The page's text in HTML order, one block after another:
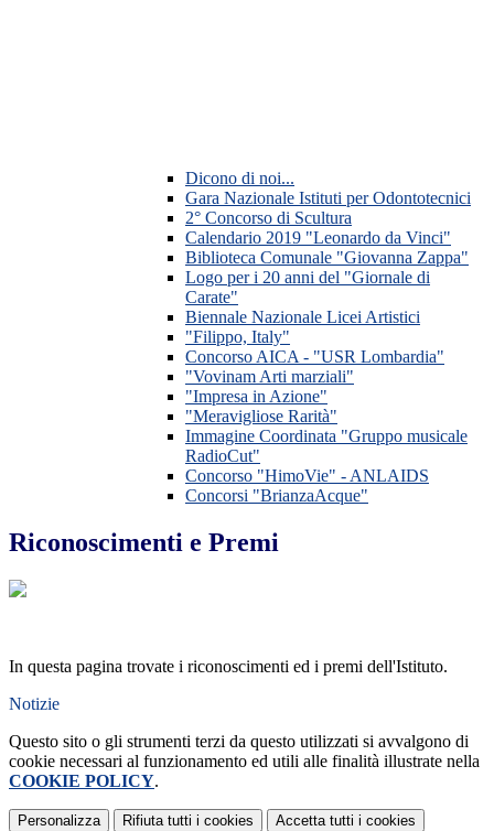
Dicono di noi...
Gara Nazionale Istituti per Odontotecnici
2° Concorso di Scultura
Calendario 2019 "Leonardo da Vinci"
Biblioteca Comunale "Giovanna Zappa"
Logo per i 20 anni del "Giornale di
Carate"
Biennale Nazionale Licei Artistici
"Filippo, Italy"
Concorso AICA - "USR Lombardia"
"Vovinam Arti marziali"
"Impresa in Azione"
"Meravigliose Rarità"
Immagine Coordinata "Gruppo musicale
RadioCut"
Concorso "HimoVie" - ANLAIDS
Concorsi "BrianzaAcque"
Riconoscimenti e Premi
In questa pagina trovate i riconoscimenti ed i premi dell'Istituto.
Notizie
Questo sito o gli strumenti terzi da questo utilizzati si avvalgono di
cookie necessari al funzionamento ed utili alle finalità illustrate nella
COOKIE POLICY.
Personalizza Rifiuta tutti i cookies Accetta tutti i cookies